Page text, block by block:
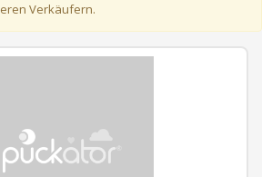
Verkäufern.